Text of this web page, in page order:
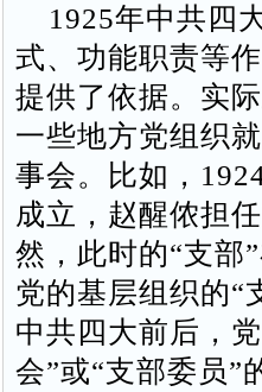
1925年中共四
式、功能职责等
提供了依据。实
一些地方党组织
事会。比如，
成立，赵醒侬担
然，此时的“支部
党的基层组织的“
中共四大前后，
会”或“支部委员”